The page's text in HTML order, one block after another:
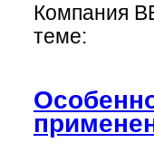
Компания
теме: